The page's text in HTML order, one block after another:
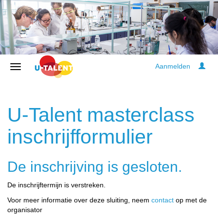
Aanmelden
U-Talent masterclass
inschrijfformulier
De inschrijving is gesloten.
De inschrijftermijn is verstreken.
Voor meer informatie over deze sluiting, neem contact op met de
organisator